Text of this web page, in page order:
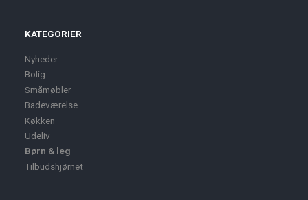
KATEGORIER
Nyheder
Bolig
Småmøbler
Badeværelse
Køkken
Udeliv
Børn & leg
Tilbudshjørnet